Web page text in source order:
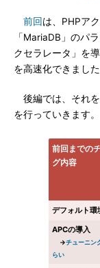
前回は、PHPア
「MariaDB」のパ
クセラレータ」を
を高速化できました
後編では、それ
を行っていきます。
前回までの
グ内容
デフォルト環
APCの導入
→チューニン
らい